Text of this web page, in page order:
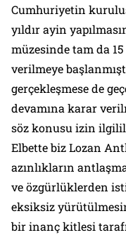
Cumhuriyetin
yıldır ayin
müzesinde tam da
verilmeye
gerçekleşmese de
devamına karar
söz konusu izin
Elbette biz Lozan
azınlıkların
ve özgürlüklerden
eksiksiz
bir inanç kitlesi